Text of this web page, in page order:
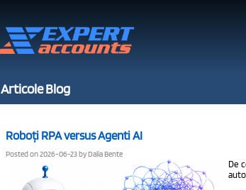
Articole Blog
Roboți RPA versus Agenti AI
Posted on 2026-06-23 by Dalia Bente
De